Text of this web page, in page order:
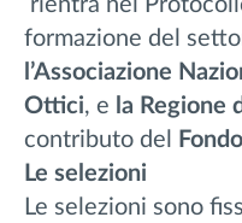
rientra nel
formazione del
l’Associazione
Ottici, e la Regione
contributo del
Le selezioni
Le selezioni sono